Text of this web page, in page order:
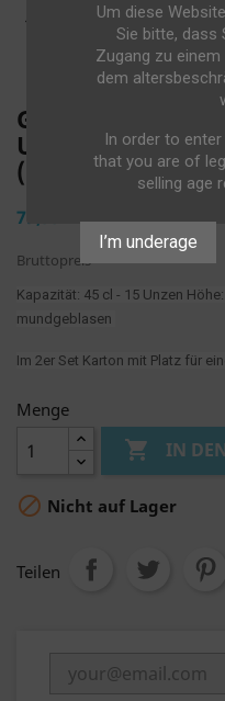
Um diese
Sie bitte, dass
Zugang zu
dem
In order to
that you are of
selling age
I’m underage

GRAND
ULTRALIGHT-
79,99 €
Bruttopreis
Kapazität: 45 cl - 15 Unzen
mundgeblasen
Im 2er Set Karton mit Platz für
Menge
 IN
 Nicht auf Lager
Teilen